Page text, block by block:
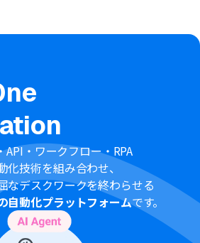
きます。
ラン・サクセスプランでのみご利用
なっております。フリープラン・ミニ
しているフローボットのオペレーシ
トはエラーとなりますので、ご注意く
セスプランなどの有料プランは、2週
ルを行うことが可能です。無料トライア
アプリを使用することができます。
API・ワークフロー・RPA
化技術を組み合わせ、
なデスクワークを終わらせる
自動化プラットフォームです。